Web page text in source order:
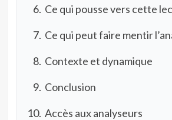
Ce qui pousse vers cette
Ce qui peut faire mentir
Contexte et dynamique
Conclusion
Accès aux analyseurs